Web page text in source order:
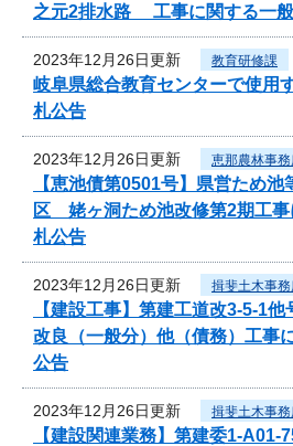
之元2排水路 工事に関する一
2023年12月26日更新 教育研修課
岐阜県総合教育センターで使用
札公告
2023年12月26日更新 恵那農林事
【恵池債第0501号】県営ため
区 姥ヶ洞ため池改修第2期工事
札公告
2023年12月26日更新 揖斐土木事
【建設工事】第建工道改3-5-
改良（一般分）他（債務）工事
公告
2023年12月26日更新 揖斐土木事
【建設関連業務】第建委1-